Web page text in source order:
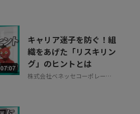
07:07
キャリア迷子を防ぐ！組
織をあげた「リスキリン
グ」のヒントとは
株式会社ベネッセコーポレーシ